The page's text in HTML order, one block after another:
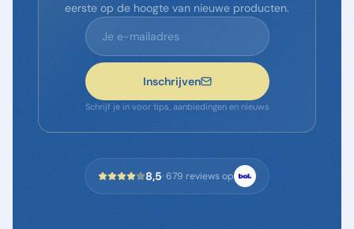
eerste op de hoogte van nieuwe producten.
Inschrijven
Schrijf je in voor tips, aanbiedingen en nieuws
8,5·679 reviews op